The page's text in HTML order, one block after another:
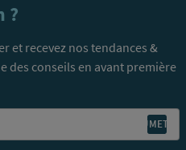
?
et recevez nos tendances &
des conseils en avant première